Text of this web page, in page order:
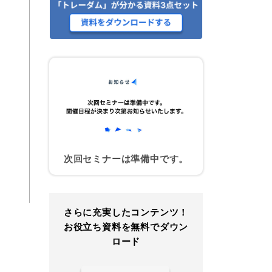
次回セミナーは準備中です。
さらに充実したコンテンツ！
お役立ち資料を無料でダウン
ロード